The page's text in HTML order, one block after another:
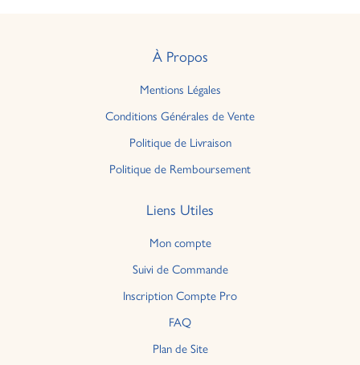
À Propos
Mentions Légales
Conditions Générales de Vente
Politique de Livraison
Politique de Remboursement
Liens Utiles
Mon compte
Suivi de Commande
Inscription Compte Pro
FAQ
Plan de Site